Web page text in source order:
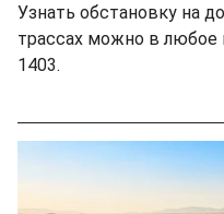
Узнать обстановку на
трассах можно в любое
1403.